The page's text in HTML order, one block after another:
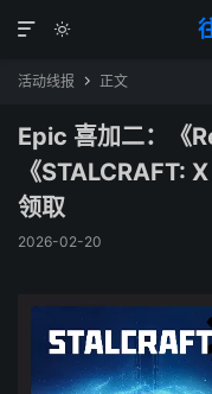


活动线报  正文
Epic 喜加二：《
《STALCRAFT:
领取
2026-02-20